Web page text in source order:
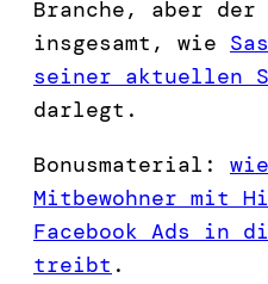
Branche, aber
insgesamt, wie
seiner aktuellen
darlegt.
Bonusmaterial:
Mitbewohner mit
Facebook Ads in
treibt .